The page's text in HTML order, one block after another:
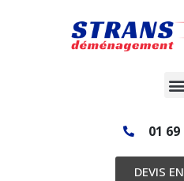
01 69
DEVIS